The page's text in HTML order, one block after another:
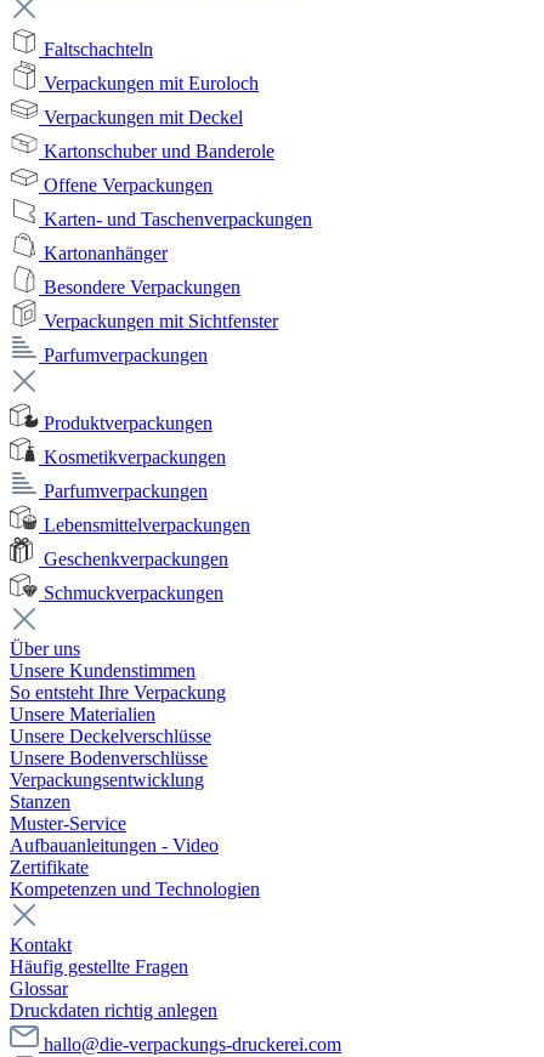
Faltschachteln
Verpackungen mit Euroloch
Verpackungen mit Deckel
Kartonschuber und Banderole
Offene Verpackungen
Karten- und Taschenverpackungen
Kartonanhänger
Besondere Verpackungen
Verpackungen mit Sichtfenster
Parfumverpackungen
Produktverpackungen
Kosmetikverpackungen
Parfumverpackungen
Lebensmittelverpackungen
Geschenkverpackungen
Schmuckverpackungen
Über uns
Unsere Kundenstimmen
So entsteht Ihre Verpackung
Unsere Materialien
Unsere Deckelverschlüsse
Unsere Bodenverschlüsse
Verpackungsentwicklung
Stanzen
Muster-Service
Aufbauanleitungen - Video
Zertifikate
Kompetenzen und Technologien
Kontakt
Häufig gestellte Fragen
Glossar
Druckdaten richtig anlegen
hallo@die-verpackungs-druckerei.com